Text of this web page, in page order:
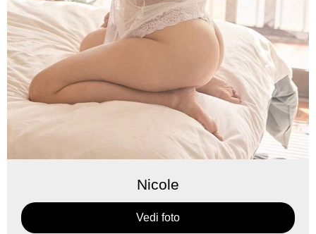
Nicole
Vedi foto